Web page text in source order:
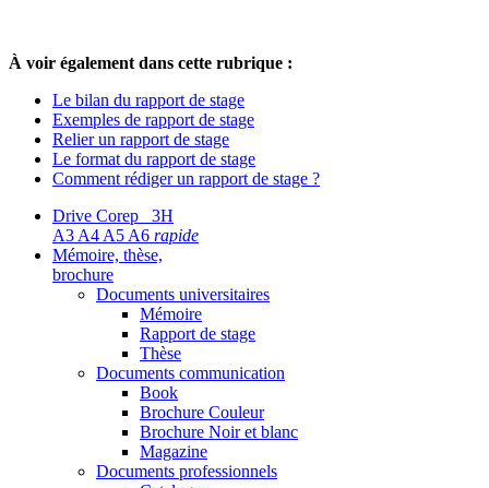
À voir également dans cette rubrique :
Le bilan du rapport de stage
Exemples de rapport de stage
Relier un rapport de stage
Le format du rapport de stage
Comment rédiger un rapport de stage ?
Drive Corep 3H
A3 A4 A5 A6 rapide
Mémoire, thèse,
brochure
Documents universitaires
Mémoire
Rapport de stage
Thèse
Documents communication
Book
Brochure Couleur
Brochure Noir et blanc
Magazine
Documents professionnels